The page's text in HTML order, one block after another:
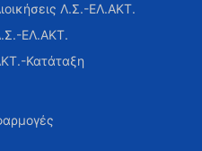
Λ.Σ.-ΕΛ.ΑΚΤ.
ΕΛ.ΑΚΤ.
Κατάταξη